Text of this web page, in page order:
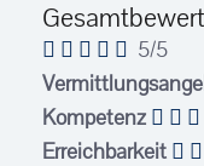
5/5
Kompetenz
Erreichbarkeit